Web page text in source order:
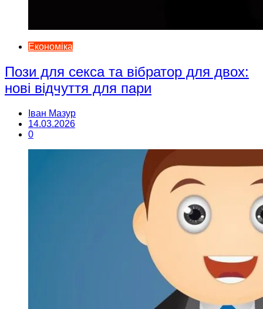
Економіка
Пози для секса та вібратор для двох:
нові відчуття для пари
Іван Мазур
14.03.2026
0